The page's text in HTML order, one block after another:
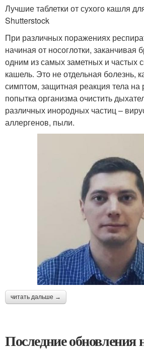
Лучшие таблетки от сухого кашля
Shutterstock
При различных поражениях
начиная от носоглотки, заканчивая
одним из самых заметных и частых
кашель. Это не отдельная болезнь,
симптом, защитная реакция тела на
попытка организма очистить
различных инородных частиц –
аллергенов, пыли.
читать дальше →
Последние обновления